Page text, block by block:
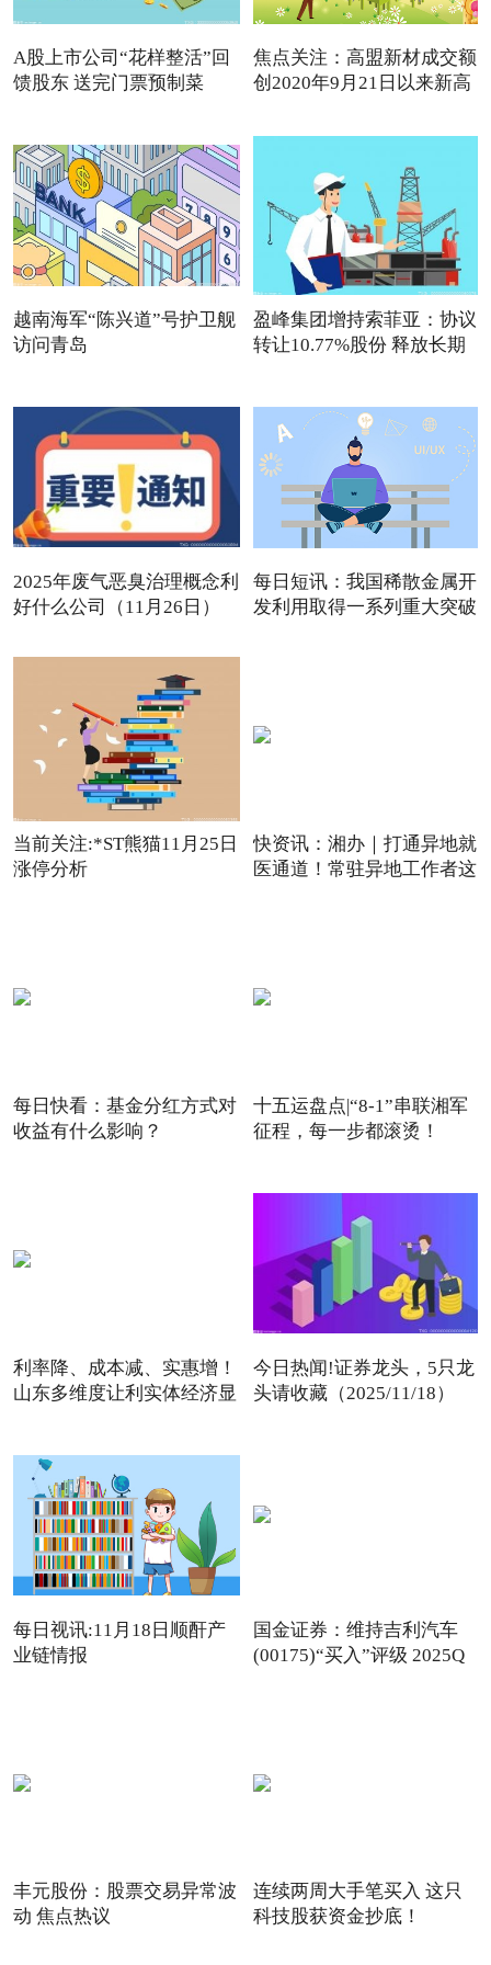
A股上市公司“花样整活”回
馈股东 送完门票预制菜
焦点关注：高盟新材成交额
创2020年9月21日以来新高
越南海军“陈兴道”号护卫舰
访问青岛
盈峰集团增持索菲亚：协议
转让10.77%股份 释放长期
2025年废气恶臭治理概念利
好什么公司（11月26日）
每日短讯：我国稀散金属开
发利用取得一系列重大突破
当前关注:*ST熊猫11月25日
涨停分析
快资讯：湘办｜打通异地就
医通道！常驻异地工作者这
每日快看：基金分红方式对
收益有什么影响？
十五运盘点|“8-1”串联湘军
征程，每一步都滚烫！
利率降、成本减、实惠增！
山东多维度让利实体经济显
今日热闻!证券龙头，5只龙
头请收藏（2025/11/18）
每日视讯:11月18日顺酐产
业链情报
国金证券：维持吉利汽车
(00175)“买入”评级 2025Q
丰元股份：股票交易异常波
动 焦点热议
连续两周大手笔买入 这只
科技股获资金抄底！